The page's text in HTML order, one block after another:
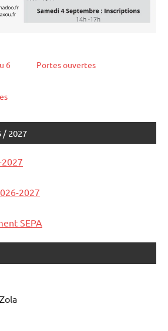
6
Portes ouvertes
/ 2027
2027
SEPA